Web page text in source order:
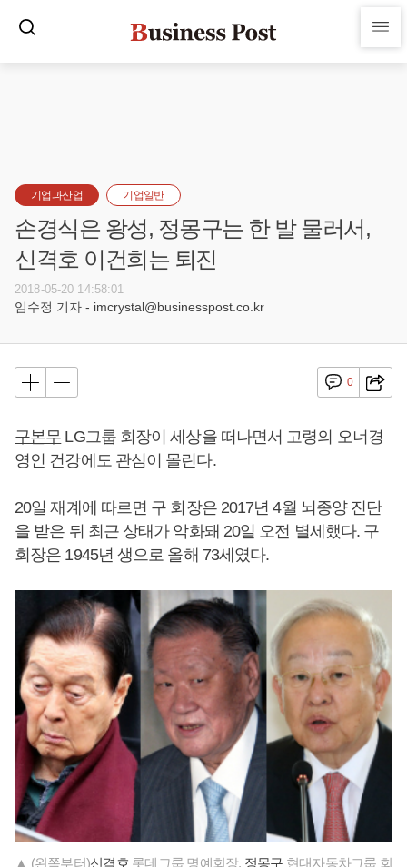
기업과산업 기업일반
손경식은 왕성, 정몽구는 한 발 물러서,
신격호 이건희는 퇴진
2018-05-20 14:58:01
임수정 기자 - imcrystal@businesspost.co.kr
0
구본무 LG그룹 회장이 세상을 떠나면서 고령의 오너경
영인 건강에도 관심이 몰린다.
20일 재계에 따르면 구 회장은 2017년 4월 뇌종양 진단
을 받은 뒤 최근 상태가 악화돼 20일 오전 별세했다. 구
회장은 1945년 생으로 올해 73세였다.
▲ (왼쪽부터)신격호 롯데그룹 명예회장, 정몽구 현대자동차그룹 회